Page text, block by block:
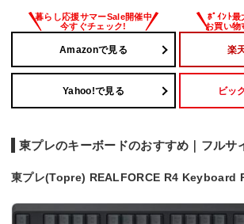
Amazonで見る 楽
Yahoo!で見る ビッ
東プレのキーボードのおすすめ｜フルサ
東プレ(Topre) REALFORCE R4 Keyboard